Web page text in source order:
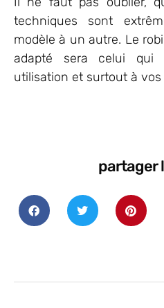
techniques sont
modèle à un autre. Le
adapté sera celui qui
utilisation et surtout à vos
partager